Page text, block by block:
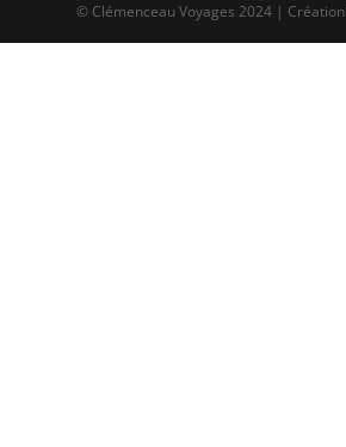
© Clémenceau Voyages 2024 | Création